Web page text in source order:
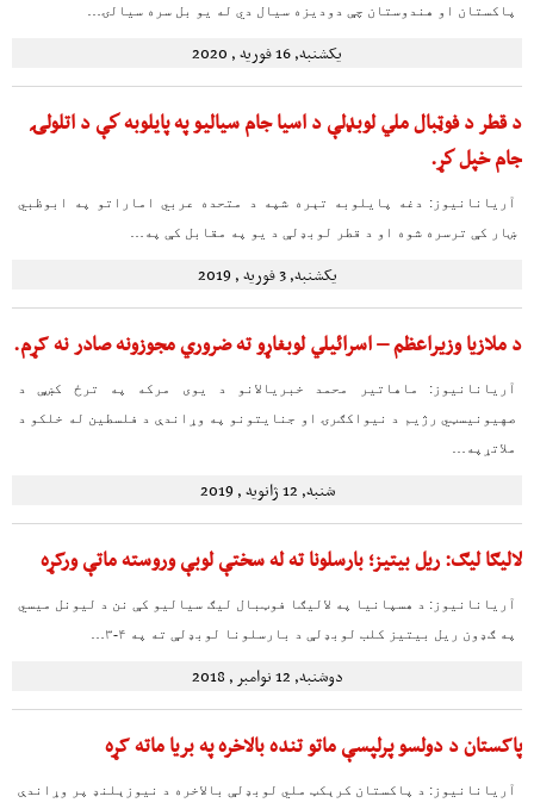
پاکستان او هندوستان چې دودیزه سیال دي له یو بل سره سیالۍ…
یکشنبه, 16 فوریه , 2020
د قطر د فوټبال ملي لوبډلې د اسيا جام سياليو په پايلوبه كې د اتلولۍ
جام خپل كړ.
آریانانیوز: دغه پايلوبه تېره شپه د متحده عربي اماراتو په ابوظبي
ښار كې ترسره شوه او د قطر لوبډلې د يو په مقابل كې په…
یکشنبه, 3 فوریه , 2019
د ملازیا وزیراعظم – اسرائیلي لوبغاړو ته ضروري مجوزونه صادر نه کړم.
آریانانیوز: ماهاتیر محمد خبریالانو د یوی مرکه په ترځ کښې د
صهیونیسټي رژیم د نیواکګرۍ او جنایتونو په وړاندې د فلسطین له خلکو د
ملاتړپه…
شنبه, 12 ژانویه , 2019
لالیګا لیګ: ریل بیتیز؛ بارسلونا ته له سختې لوبې وروسته ماتې ورکړه
آریانانیوز: د هسپانیا په لالیګا فوټبال لیګ سیالیو کې نن د لیونل میسي
په ګډون ریل بیتیز کلب لوبډلې د بارسلونا لوبډلې ته په ۴-۳…
دوشنبه, 12 نوامبر , 2018
پاکستان د دولسو پرلپسې ماتو تنده بالاخره په بریا ماته کړه
آریانانیوز: د پاکستان کرېکټ ملي لوبډلې بالاخره د نیوزېلنډ پر وړاندې